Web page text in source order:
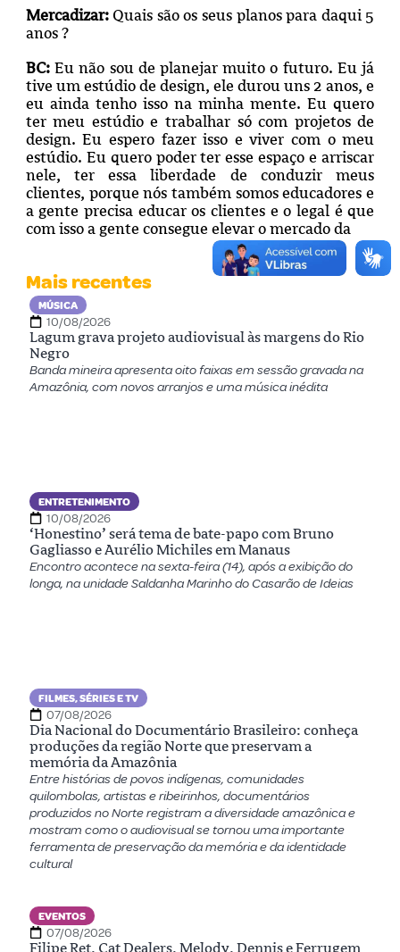
Mercadizar: Quais são os seus planos para daqui 5
anos ?
BC:Eu não sou de planejar muito o futuro. Eu já
tive um estúdio de design, ele durou uns 2 anos, e
eu ainda tenho isso na minha mente. Eu quero
ter meu estúdio e trabalhar só com projetos de
design. Eu espero fazer isso e viver com o meu
estúdio. Eu quero poder ter esse espaço e arriscar
nele, ter essa liberdade de conduzir meus
clientes, porque nós também somos educadores e
a gente precisa educar os clientes e o legal é que
com isso a gente consegue elevar o mercado da
Mais recentes
MÚSICA
10/08/2026
Lagum grava projeto audiovisual às margens do Rio
Negro
Banda mineira apresenta oito faixas em sessão gravada na
Amazônia, com novos arranjos e uma música inédita
ENTRETENIMENTO
10/08/2026
‘Honestino’ será tema de bate-papo com Bruno
Gagliasso e Aurélio Michiles em Manaus
Encontro acontece na sexta-feira (14), após a exibição do
longa, na unidade Saldanha Marinho do Casarão de Ideias
FILMES, SÉRIES E TV
07/08/2026
Dia Nacional do Documentário Brasileiro: conheça
produções da região Norte que preservam a
memória da Amazônia
Entre histórias de povos indígenas, comunidades
quilombolas, artistas e ribeirinhos, documentários
produzidos no Norte registram a diversidade amazônica e
mostram como o audiovisual se tornou uma importante
ferramenta de preservação da memória e da identidade
cultural
EVENTOS
07/08/2026
Filipe Ret, Cat Dealers, Melody, Dennis e Ferrugem